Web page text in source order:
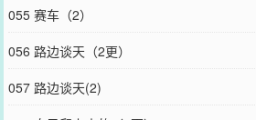
055 赛车（2）
056 路边谈天（2更）
057 路边谈天(2)